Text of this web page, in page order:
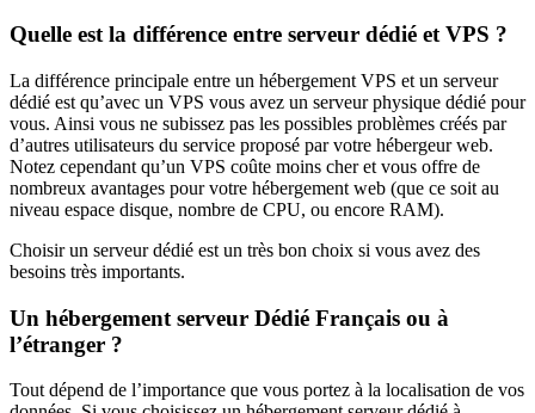
Quelle est la différence entre serveur dédié et VPS ?
La différence principale entre un hébergement VPS et un serveur
dédié est qu’avec un VPS vous avez un serveur physique dédié pour
vous. Ainsi vous ne subissez pas les possibles problèmes créés par
d’autres utilisateurs du service proposé par votre hébergeur web.
Notez cependant qu’un VPS coûte moins cher et vous offre de
nombreux avantages pour votre hébergement web (que ce soit au
niveau espace disque, nombre de CPU, ou encore RAM).
Choisir un serveur dédié est un très bon choix si vous avez des
besoins très importants.
Un hébergement serveur Dédié Français ou à
l’étranger ?
Tout dépend de l’importance que vous portez à la localisation de vos